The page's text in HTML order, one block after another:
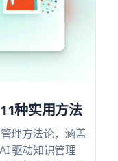
种实用方法
理方法论，涵盖
驱动知识管理